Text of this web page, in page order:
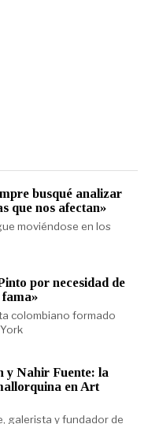
busqué analizar
que nos afectan»
moviéndose en los
por necesidad de
colombiano formado
y Nahir Fuente: la
en Art
galerista y fundador de